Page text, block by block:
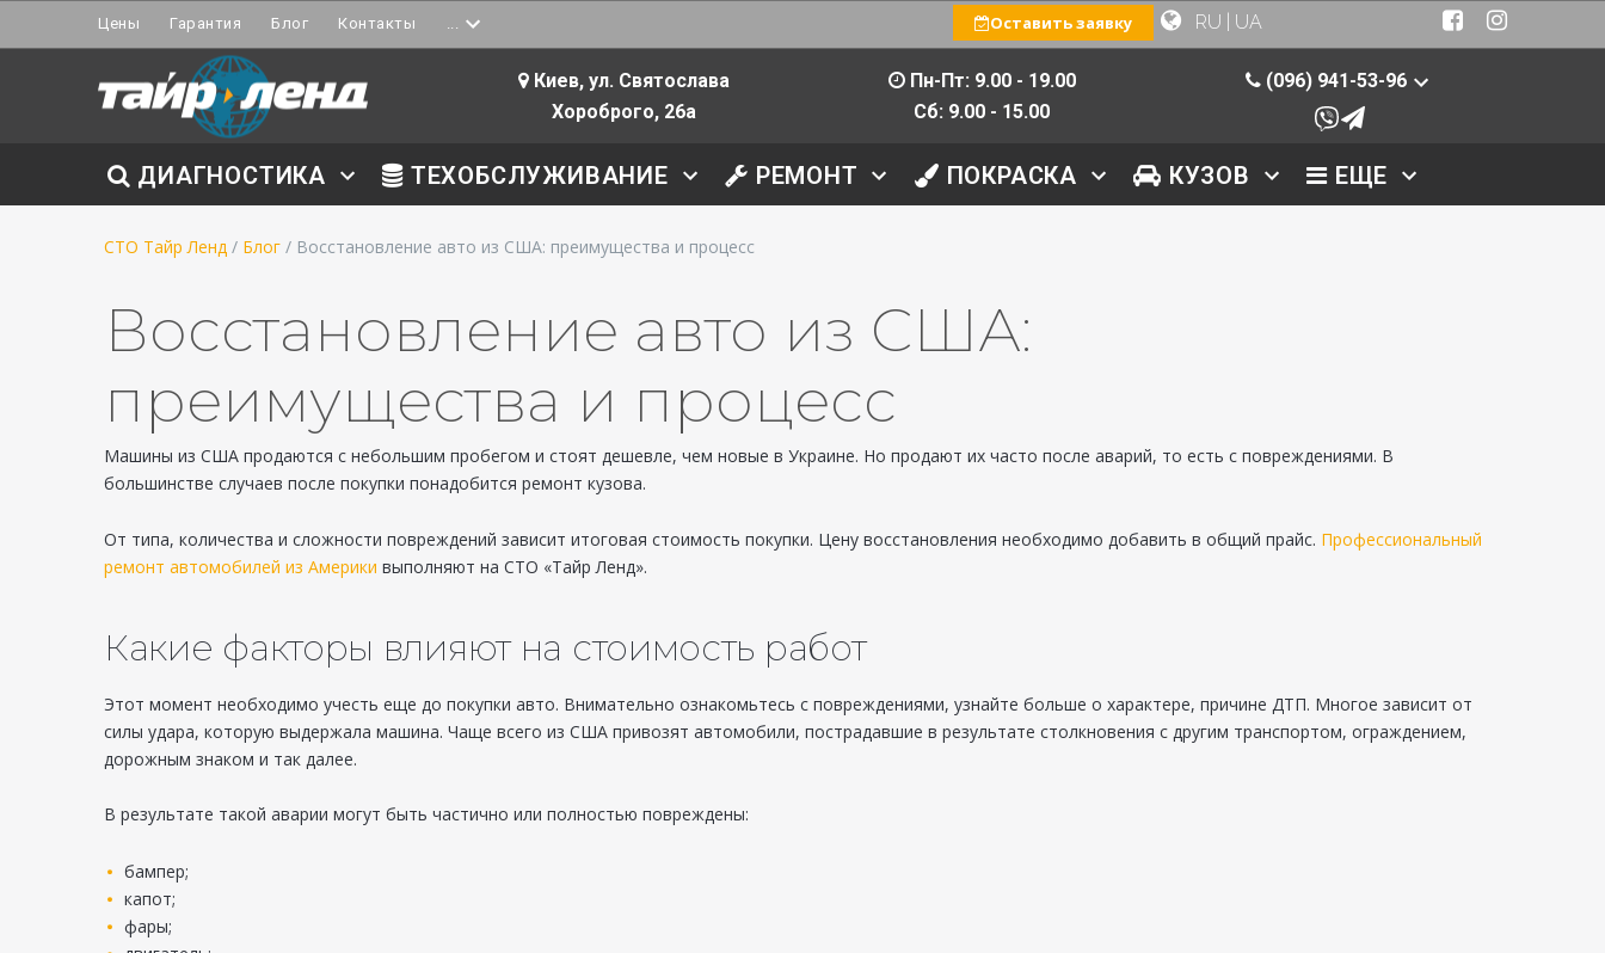
Цены Гарантия Блог Контакты ... RU UA
Оставить заявку
Киев, ул. Святослава
Хороброго, 26а
Пн-Пт: 9.00 - 19.00
Сб: 9.00 - 15.00
(096) 941-53-96
ДИАГНОСТИКА ТЕХОБСЛУЖИВАНИЕ РЕМОНТ ПОКРАСКА КУЗОВ ЕЩЕ
СТО Тайр Ленд / Блог / Восстановление авто из США: преимущества и процесс
Восстановление авто из США:
преимущества и процесс
Машины из США продаются с небольшим пробегом и стоят дешевле, чем новые в Украине. Но продают их часто после аварий, то есть с повреждениями. В
большинстве случаев после покупки понадобится ремонт кузова.
От типа, количества и сложности повреждений зависит итоговая стоимость покупки. Цену восстановления необходимо добавить в общий прайс. Профессиональный
ремонт автомобилей из Америки выполняют на СТО «Тайр Ленд».
Какие факторы влияют на стоимость работ
Этот момент необходимо учесть еще до покупки авто. Внимательно ознакомьтесь с повреждениями, узнайте больше о характере, причине ДТП. Многое зависит от
силы удара, которую выдержала машина. Чаще всего из США привозят автомобили, пострадавшие в результате столкновения с другим транспортом, ограждением,
дорожным знаком и так далее.
В результате такой аварии могут быть частично или полностью повреждены:
бампер;
капот;
фары;